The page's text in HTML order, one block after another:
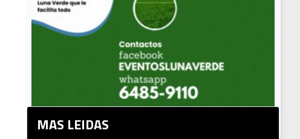
MAS LEIDAS